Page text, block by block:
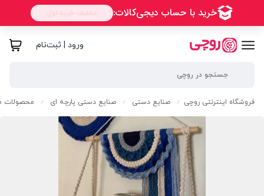
ورود | ثبت‌نام
فروشگاه اینترنتی روچی / صنایع دستی / صنایع دستی پارچه ای / محصولات